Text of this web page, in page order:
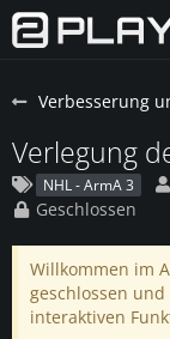
Verbesserung
Verlegung
NHL - ArmA 3
Geschlossen
Willkommen im
geschlossen
interaktiven